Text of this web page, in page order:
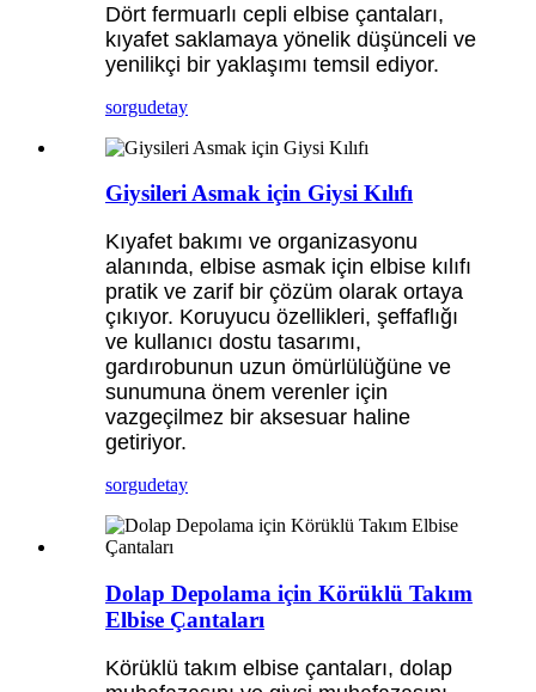
Dört fermuarlı cepli elbise çantaları,
kıyafet saklamaya yönelik düşünceli ve
yenilikçi bir yaklaşımı temsil ediyor.
sorgudetay
Giysileri Asmak için Giysi Kılıfı
Kıyafet bakımı ve organizasyonu
alanında, elbise asmak için elbise kılıfı
pratik ve zarif bir çözüm olarak ortaya
çıkıyor. Koruyucu özellikleri, şeffaflığı
ve kullanıcı dostu tasarımı,
gardırobunun uzun ömürlülüğüne ve
sunumuna önem verenler için
vazgeçilmez bir aksesuar haline
getiriyor.
sorgudetay
Dolap Depolama için Körüklü Takım
Elbise Çantaları
Körüklü takım elbise çantaları, dolap